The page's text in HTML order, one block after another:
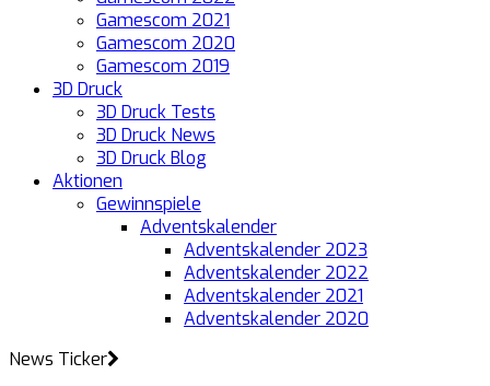
Gamescom 2021
Gamescom 2020
Gamescom 2019
3D Druck
3D Druck Tests
3D Druck News
3D Druck Blog
Aktionen
Gewinnspiele
Adventskalender
Adventskalender 2023
Adventskalender 2022
Adventskalender 2021
Adventskalender 2020
News Ticker